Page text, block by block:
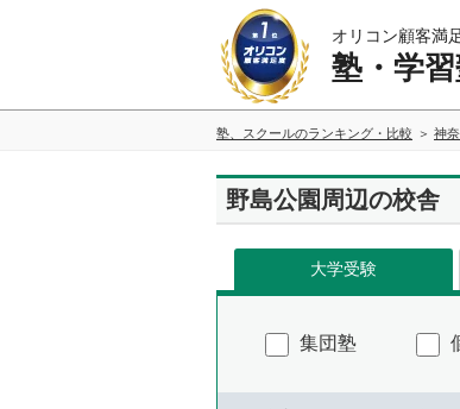
オリコン顧客満
塾・学
塾、スクールのランキング・比較 神
野島公園周辺の校舎
大学受験
集団塾